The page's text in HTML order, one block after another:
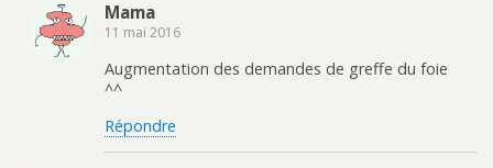
Mama
11 mai 2016
Augmentation des demandes de greffe du foie
^^
Répondre